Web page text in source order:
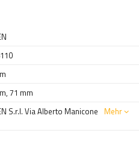
,71 mm
S.r.l. Via Alberto Manicone Mehr